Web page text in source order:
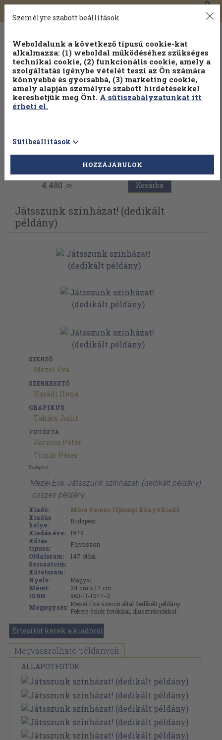
Toggle
navigation
0
Vissza az előző oldalra
4.480 ,-Ft Kosárba
Játsszunk színházat! (dedikált
példány)
SZERZŐ
Mezei Éva
SZERKESZTŐ
Karádi Ilona
GRAFIKUS
Takács Judit
FOTÓZTA
Korniss Péter
Tímár Péter
Budapest
'Mezei Éva: Játsszunk színházat! (dedikált példány)
' összes példány
Kiadó:
Móra Ferenc Ifjúsági Könyvkiadó
Kiadás
helye:
Budapest
Kiadás éve:
1979
Kötés
típusa:
Félvászon
Oldalszám:
147 oldal
Sorozatcím:
Kötetszám:
Nyelv:
Magyar
Méret:
24 cm x 17 cm
ISBN:
963-11-1277-2
Megjegyzés: Mezei Éva szerző által dedikált példány.
Fekete-fehér fotókkal, illusztrációkkal.
Értesítőt kérek a kiadóról
Megvásárolható példányok
ÁLLAPOTFOTÓK
Személyre szabott beállítások
Weboldalunk a következő típusú cookie-kat
alkalmazza: (1) weboldal működéséhez szükséges
technikai cookie, (2) funkcionális cookie, amely a
szolgáltatás igénybe vételét teszi az Ön számára
könnyebbé és gyorsabbá, (3) marketing cookie,
amely alapján személyre szabott hirdetésekkel
kereshetjük meg Önt. A sütiszabályzatunkat itt
érheti el.
Sütibeállítások
HOZZÁJÁRULOK